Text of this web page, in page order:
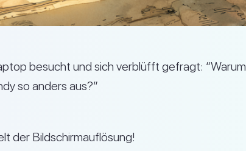
besucht und sich verblüfft gefragt: “Warum
so anders aus?”
der Bildschirmauflösung!